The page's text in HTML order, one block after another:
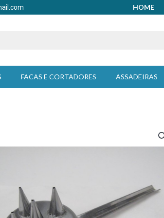
HOME
FACAS E CORTADORES ASSADEIRAS